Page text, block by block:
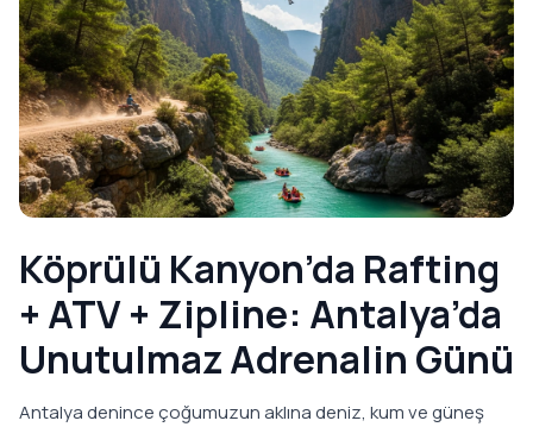
Köprülü Kanyon’da Rafting
+ ATV + Zipline: Antalya’da
Unutulmaz Adrenalin Günü
Antalya denince çoğumuzun aklına deniz, kum ve güneş